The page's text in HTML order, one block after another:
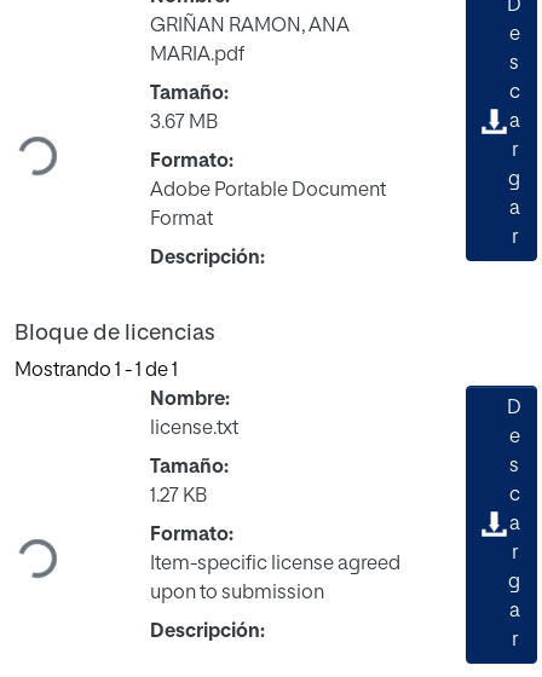
Cargando...
GRIÑAN RAMON, ANA
MARIA.pdf
Tamaño:
3.67 MB
Formato:
Adobe Portable Document
Format
Descripción:
D
e
s
c
a
r
g
a
r
Bloque de licencias
Mostrando 1 - 1 de 1
Cargando...
Nombre:
license.txt
Tamaño:
1.27 KB
Formato:
Item-specific license agreed
upon to submission
Descripción:
D
e
s
c
a
r
g
a
r